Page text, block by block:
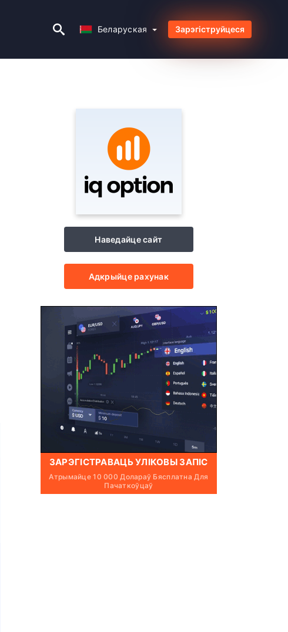
Беларуская
Беларуская Зарэгіструйцеся
Наведайце сайт
Адкрыйце рахунак
ЗАРЭГІСТРАВАЦЬ УЛІКОВЫ ЗАПІС
Атрымайце 10 000 Долараў Бясплатна Для
Пачаткоўцаў